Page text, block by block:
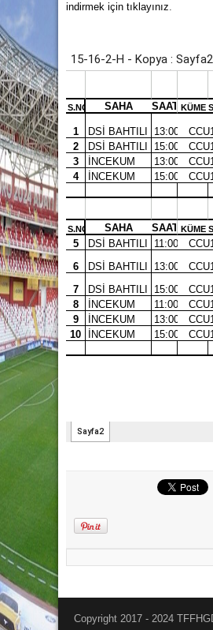
indirmek için tıklayınız.
Copyright 2017 - 2024